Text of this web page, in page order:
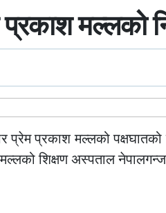
प्रकाश मल्लको
प्रेम प्रकाश मल्लको
शिक्षण अस्पताल